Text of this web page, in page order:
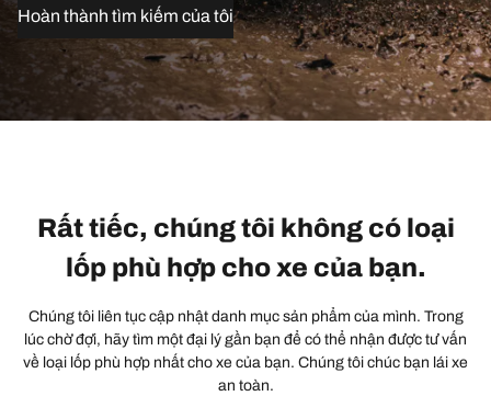
Hoàn thành tìm kiếm của tôi
Rất tiếc, chúng tôi không có loại
lốp phù hợp cho xe của bạn.
Chúng tôi liên tục cập nhật danh mục sản phẩm của mình. Trong
lúc chờ đợi, hãy tìm một đại lý gần bạn để có thể nhận được tư vấn
về loại lốp phù hợp nhất cho xe của bạn. Chúng tôi chúc bạn lái xe
an toàn.